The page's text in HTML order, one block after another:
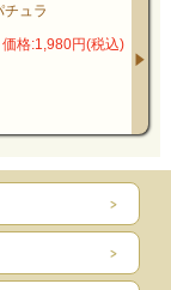
チュラ
価格:1,980円(税込)